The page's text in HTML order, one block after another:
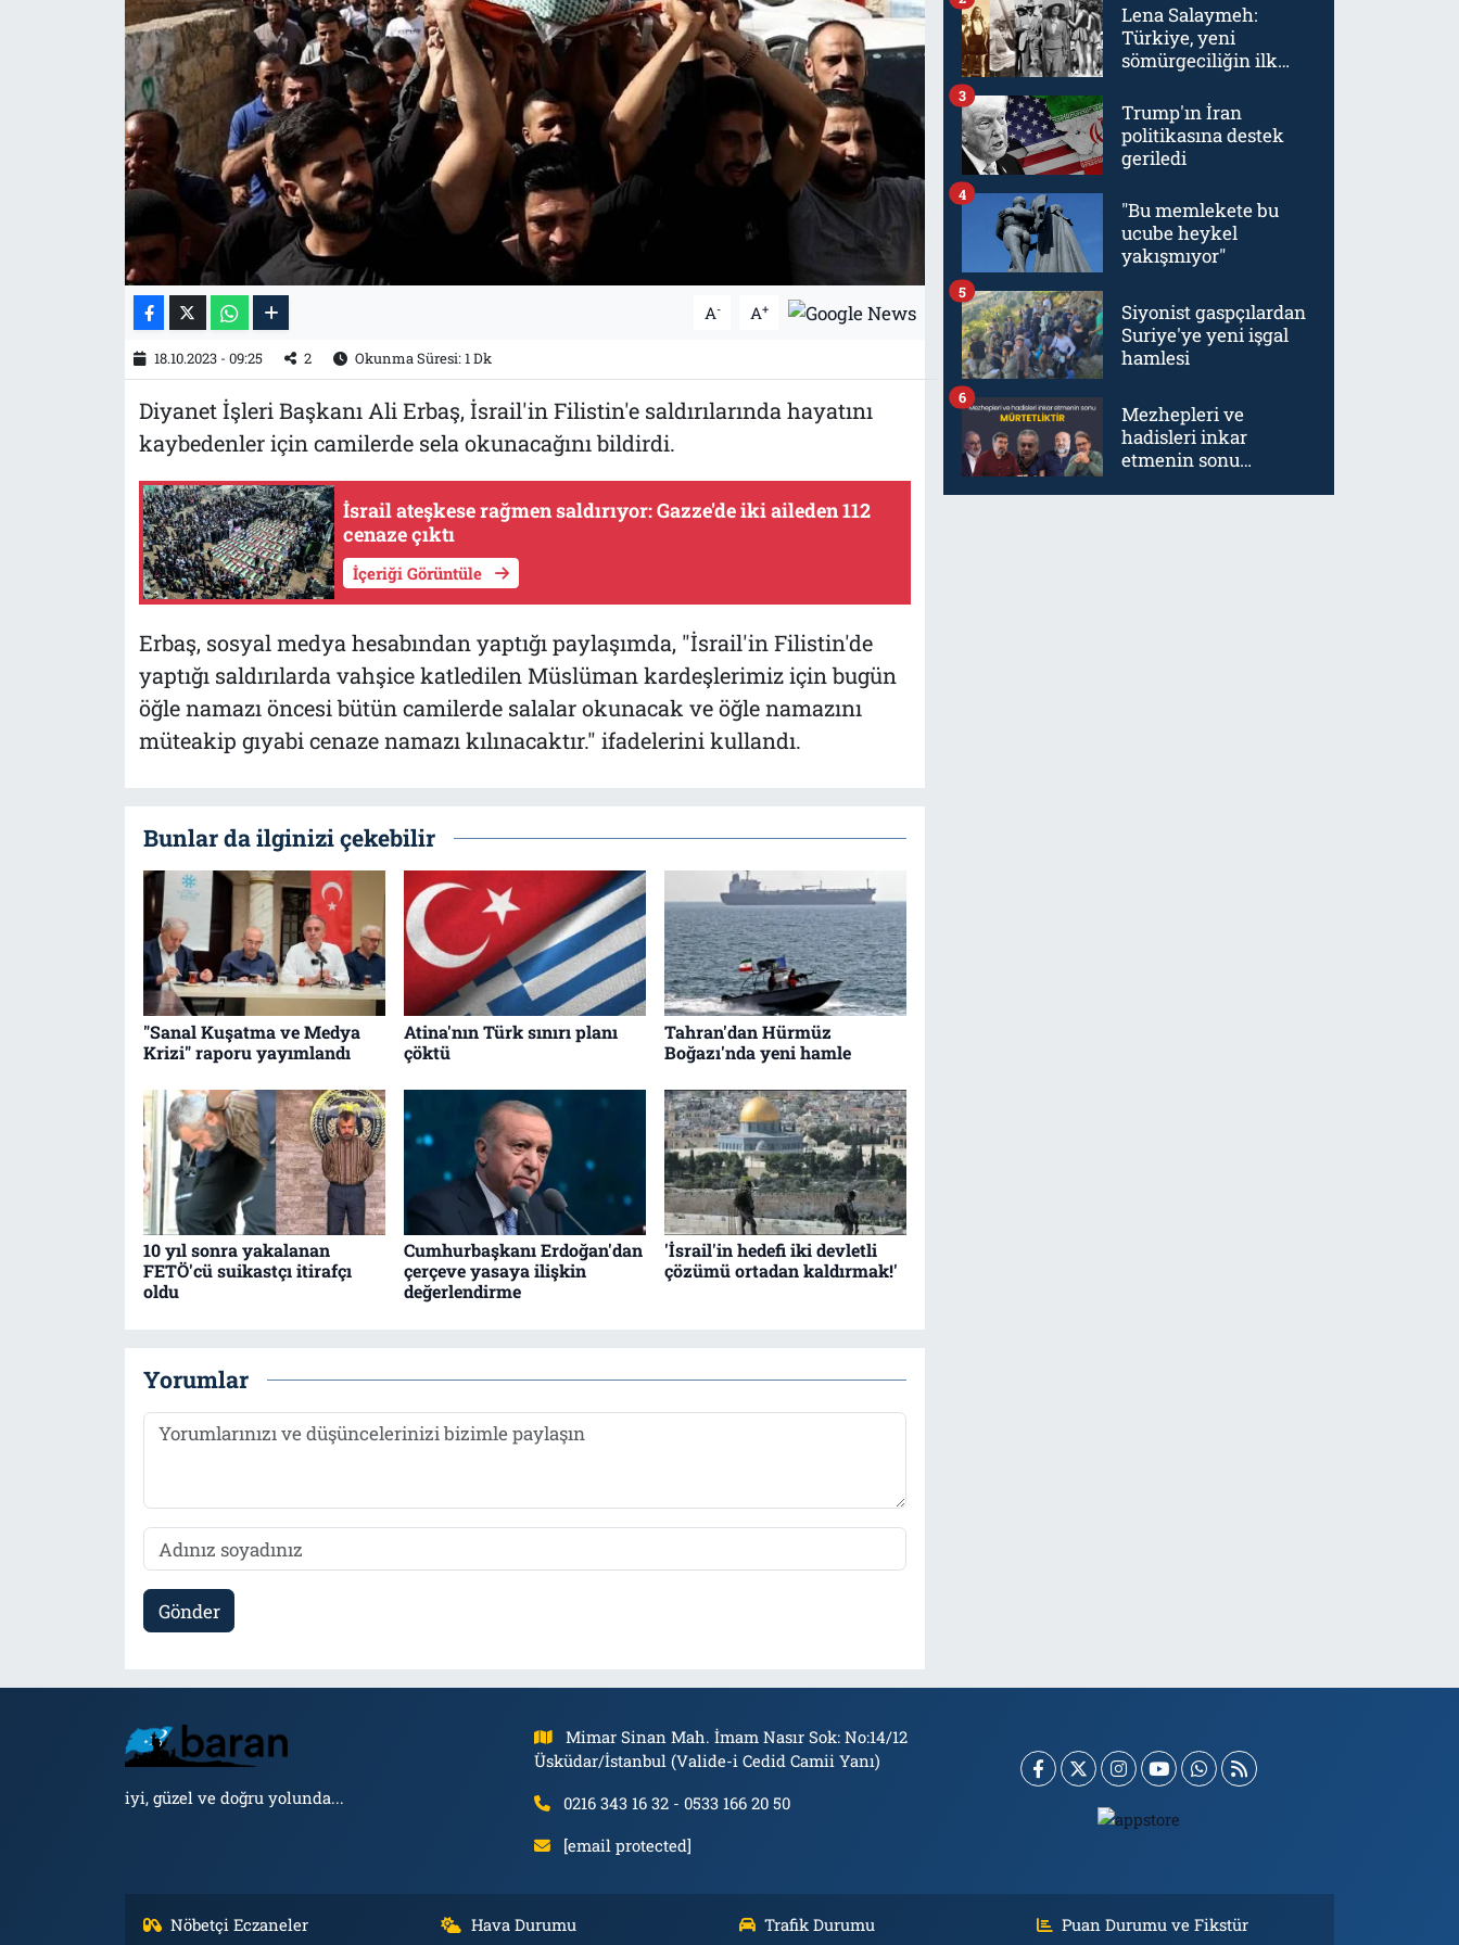
A- A+
18.10.2023 - 09:25 2 Okunma Süresi: 1 Dk
Diyanet İşleri Başkanı Ali Erbaş, İsrail'in Filistin'e saldırılarında hayatını
kaybedenler için camilerde sela okunacağını bildirdi.
İsrail ateşkese rağmen saldırıyor: Gazze'de iki aileden 112
cenaze çıktı
İçeriği Görüntüle
Erbaş, sosyal medya hesabından yaptığı paylaşımda, "İsrail'in Filistin'de
yaptığı saldırılarda vahşice katledilen Müslüman kardeşlerimiz için bugün
öğle namazı öncesi bütün camilerde salalar okunacak ve öğle namazını
müteakip gıyabi cenaze namazı kılınacaktır." ifadelerini kullandı.
Bunlar da ilginizi çekebilir
"Sanal Kuşatma ve Medya
Krizi" raporu yayımlandı
Atina'nın Türk sınırı planı
çöktü
Tahran'dan Hürmüz
Boğazı'nda yeni hamle
10 yıl sonra yakalanan
FETÖ'cü suikastçı itirafçı
oldu
Cumhurbaşkanı Erdoğan'dan
çerçeve yasaya ilişkin
değerlendirme
'İsrail'in hedefi iki devletli
çözümü ortadan kaldırmak!'
Yorumlar
Gönder
Lena Salaymeh:
Türkiye, yeni
sömürgeciliğin ilk
Trump'ın İran
politikasına destek
geriledi
3
"Bu memlekete bu
ucube heykel
yakışmıyor"
4
Siyonist gaspçılardan
Suriye'ye yeni işgal
hamlesi
5
Mezhepleri ve
hadisleri inkar
etmenin sonu
6
iyi, güzel ve doğru yolunda...
Mimar Sinan Mah. İmam Nasır Sok: No:14/12
Üsküdar/İstanbul (Valide-i Cedid Camii Yanı)
0216 343 16 32 - 0533 166 20 50
[email protected]
Nöbetçi Eczaneler Hava Durumu Trafik Durumu Puan Durumu ve Fikstür
İletişim